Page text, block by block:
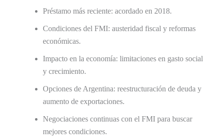
Préstamo más reciente: acordado en 2018.
Condiciones del FMI: austeridad fiscal y reformas
económicas.
Impacto en la economía: limitaciones en gasto social
y crecimiento.
Opciones de Argentina: reestructuración de deuda y
aumento de exportaciones.
Negociaciones continuas con el FMI para buscar
mejores condiciones.